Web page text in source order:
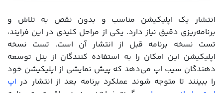
انتشار یک اپلیکیشن مناسب و بدون نقص به تلاش و
برنامه‌ریزی دقیق نیاز دارد. یکی از مراحل کلیدی در این فرایند،
تست نسخه برنامه قبل از انتشار آن است. تست نسخه
اپلیکیشن این امکان را به استفاده کنندگان از پنل توسعه
دهندگان سیب اپ می‌دهد که پیش نمایشی از اپلیکیشن خود
را ببینند تا متوجه شوند عملکرد برنامه بعد از انتشار در اپ